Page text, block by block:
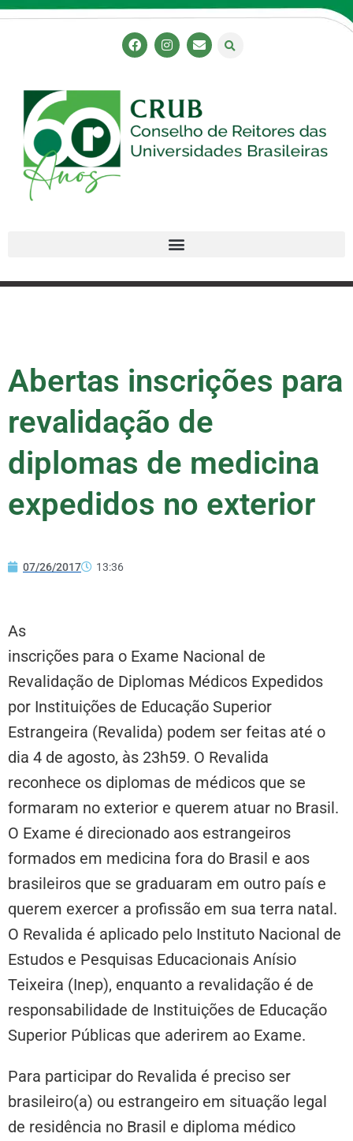
Abertas inscrições para
revalidação de
diplomas de medicina
expedidos no exterior
07/26/2017 13:36
As
inscrições para o Exame Nacional de
Revalidação de Diplomas Médicos Expedidos
por Instituições de Educação Superior
Estrangeira (Revalida) podem ser feitas até o
dia 4 de agosto, às 23h59. O Revalida
reconhece os diplomas de médicos que se
formaram no exterior e querem atuar no Brasil.
O Exame é direcionado aos estrangeiros
formados em medicina fora do Brasil e aos
brasileiros que se graduaram em outro país e
querem exercer a profissão em sua terra natal.
O Revalida é aplicado pelo Instituto Nacional de
Estudos e Pesquisas Educacionais Anísio
Teixeira (Inep), enquanto a revalidação é de
responsabilidade de Instituições de Educação
Superior Públicas que aderirem ao Exame.
Para participar do Revalida é preciso ser
brasileiro(a) ou estrangeiro em situação legal
de residência no Brasil e diploma médico